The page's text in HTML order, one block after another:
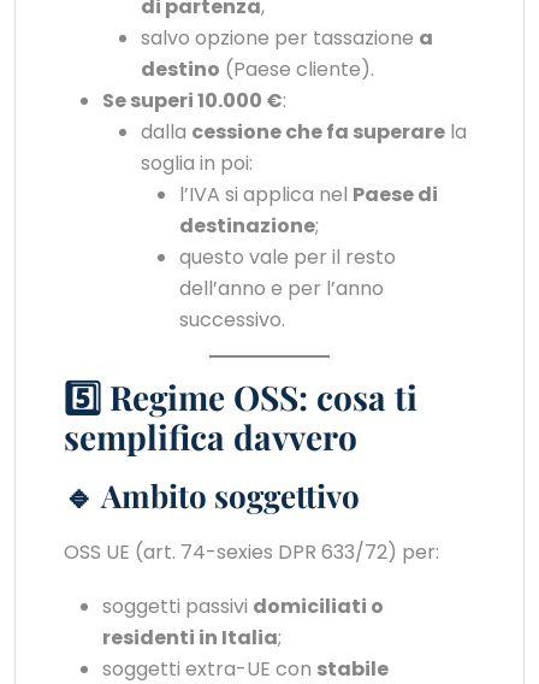
di partenza,
salvo opzione per tassazione a
destino (Paese cliente).
Se superi 10.000 €:
dalla cessione che fa superare la
soglia in poi:
l’IVA si applica nel Paese di
destinazione;
questo vale per il resto
dell’anno e per l’anno
successivo.
5️⃣ Regime OSS: cosa ti
semplifica davvero
🔹 Ambito soggettivo
OSS UE (art. 74-sexies DPR 633/72) per:
soggetti passivi domiciliati o
residenti in Italia;
soggetti extra-UE con stabile